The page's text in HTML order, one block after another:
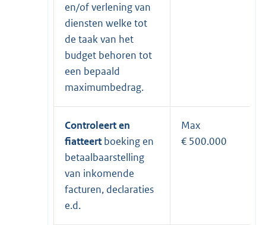
en/of verlening van
diensten welke tot
de taak van het
budget behoren tot
een bepaald
maximumbedrag.
Controleert en
fiatteertboeking en
betaalbaarstelling
van inkomende
facturen, declaraties
e.d.
Max
€ 500.000